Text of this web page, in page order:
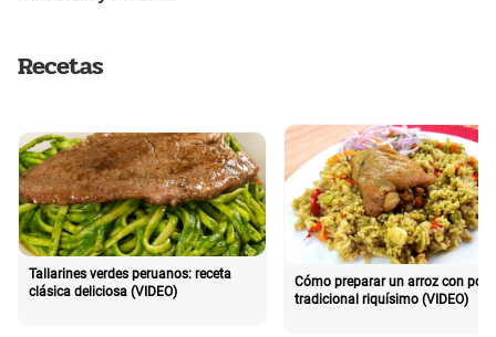
Recetas
Tallarines verdes peruanos: receta
clásica deliciosa (VIDEO)
Cómo preparar un arroz con pollo
tradicional riquísimo (VIDEO)